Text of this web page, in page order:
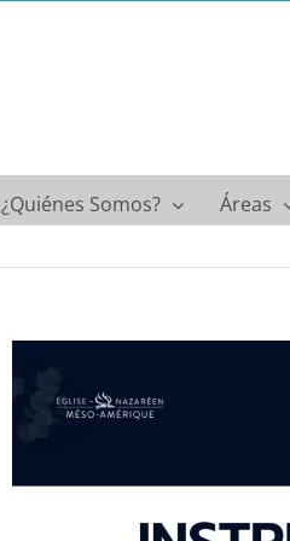
¿Quiénes Somos? Áreas